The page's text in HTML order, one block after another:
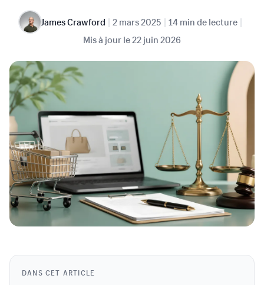
James Crawford | 2 mars 2025 | 14 min de lecture |
Mis à jour le22 juin 2026
DANS CET ARTICLE